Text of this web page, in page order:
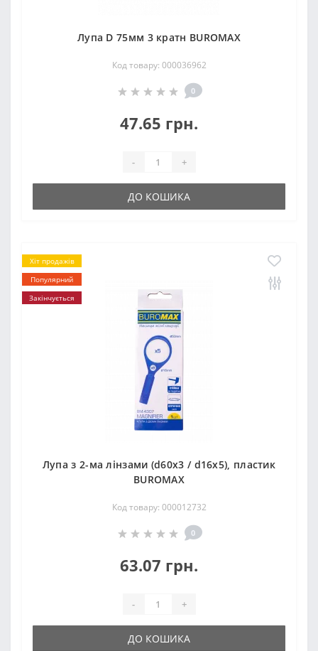
Лупа D 75мм 3 кратн BUROMAX
Код товару: 000036962
0
47.65 грн.
- +
ДО КОШИКА
Хіт продажів
Популярний
Закінчується
Лупа з 2-ма лінзами (d60x3 / d16x5), пластик
BUROMAX
Код товару: 000012732
0
63.07 грн.
- +
ДО КОШИКА